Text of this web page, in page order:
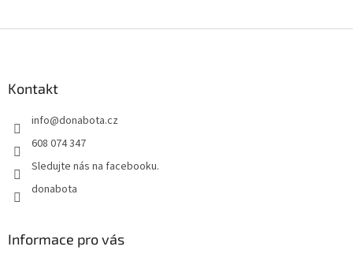
Kontakt
info@donabota.cz
608 074 347
Sledujte nás na facebooku.
donabota
Informace pro vás